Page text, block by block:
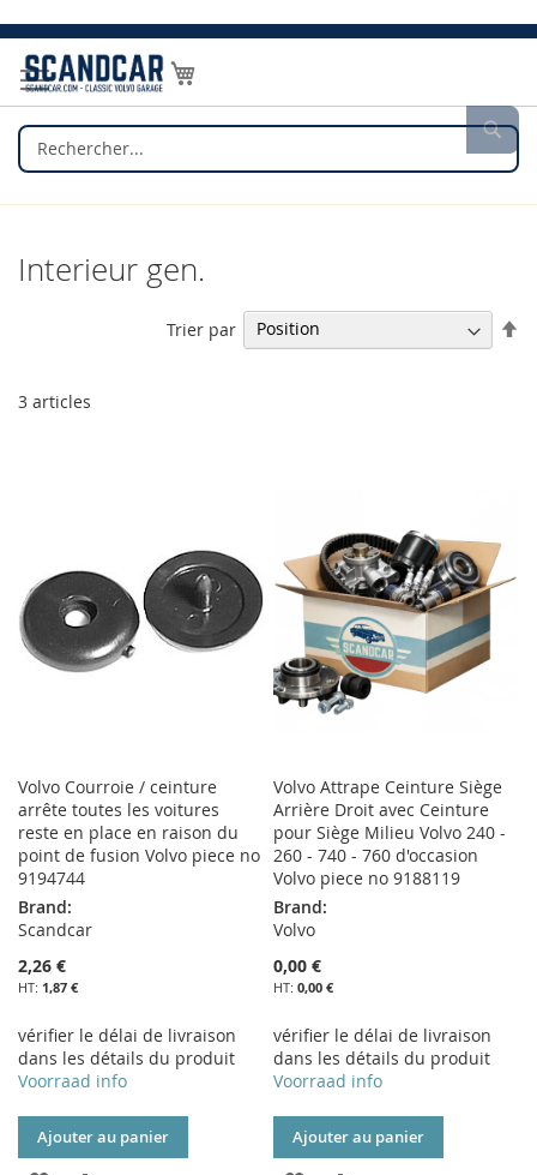
Allez
au
contenu
Mon panier
Interieur gen.
3 articles
Trier par
Volvo Courroie / ceinture
arrête toutes les voitures
reste en place en raison du
point de fusion Volvo piece no
9194744
Brand:
Scandcar
2,26 €
1,87 €
vérifier le délai de livraison
dans les détails du produit
Voorraad info
Ajouter au panier
Volvo Attrape Ceinture Siège
Arrière Droit avec Ceinture
pour Siège Milieu Volvo 240 -
260 - 740 - 760 d'occasion
Volvo piece no 9188119
Brand:
Volvo
0,00 €
0,00 €
vérifier le délai de livraison
dans les détails du produit
Voorraad info
Ajouter au panier